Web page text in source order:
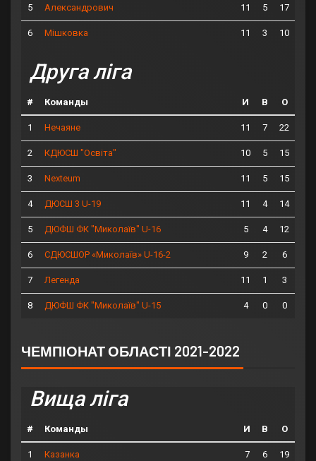
5 Александрович 11 5 17
6 Мішковка 11 3 10
Друга ліга
# Команды И В О
1 Нечаяне 11 7 22
2 КДЮСШ "Освіта" 10 5 15
3 Nexteum 11 5 15
4 ДЮСШ 3 U-19 11 4 14
5 ДЮФШ ФК "Миколаїв" U-16 5 4 12
6 СДЮСШОР «Миколаїв» U-16-2 9 2 6
7 Легенда 11 1 3
8 ДЮФШ ФК "Миколаїв" U-15 4 0 0
ЧЕМПІОНАТ ОБЛАСТІ 2021-2022
Вища ліга
# Команды И В О
1 Казанка 7 6 19